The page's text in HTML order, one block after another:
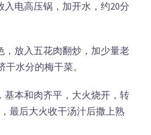
入电高压锅，加开水，约20分
，放入五花肉翻炒，加少量老
水分的梅干菜。
基本和肉齐平，大火烧开，转
最后大火收干汤汁后撒上熟